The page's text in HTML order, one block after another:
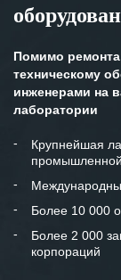
Помимо
техническому
инженерами на
лаборатории
Крупнейшая
промышленной
Более 10 000
Более 2 000
корпораций